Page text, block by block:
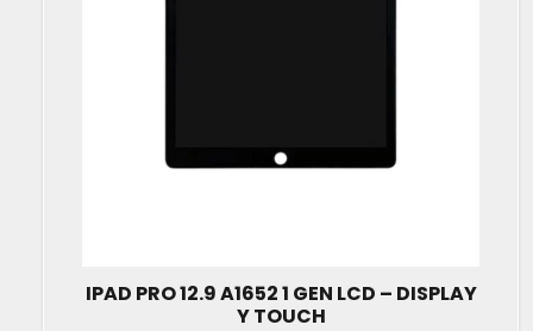
IPAD PRO 12.9 A1652 1 GEN LCD – DISPLAY
Y TOUCH